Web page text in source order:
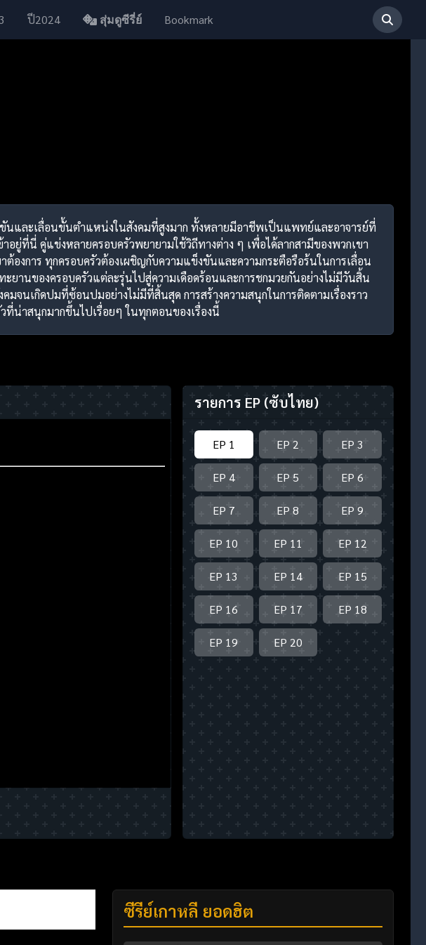
ปี2024 สุ่มดูซีรี่ย์ Bookmark
ขันและเลื่อนขั้นตำแหน่งในสังคมที่สูงมาก ทั้งหลายมีอาชีพเป็นแพทย์และอาจารย์ที่
อยู่ที่นี่ คู่แข่งหลายครอบครัวพยายามใช้วิถีทางต่าง ๆ เพื่อได้ลากสามีของพวกเขา
งการ ทุกครอบครัวต้องเผชิญกับความแข็งขันและความกระตือรือร้นในการเลื่อน
ยานของครอบครัวแต่ละรุ่นไปสู่ความเดือดร้อนและการชกมวยกันอย่างไม่มีวันสิ้น
จนเกิดปมที่ซ้อนปมอย่างไม่มีที่สิ้นสุด การสร้างความสนุกในการติดตามเรื่องราว
น่าสนุกมากขึ้นไปเรื่อยๆ ในทุกตอนของเรื่องนี้
รายการ EP (ซับไทย)
EP 1 EP 2 EP 3
EP 4 EP 5 EP 6
EP 7 EP 8 EP 9
EP 10 EP 11 EP 12
EP 13 EP 14 EP 15
EP 16 EP 17 EP 18
EP 19 EP 20
ซีรี่ย์เกาหลี ยอดฮิต